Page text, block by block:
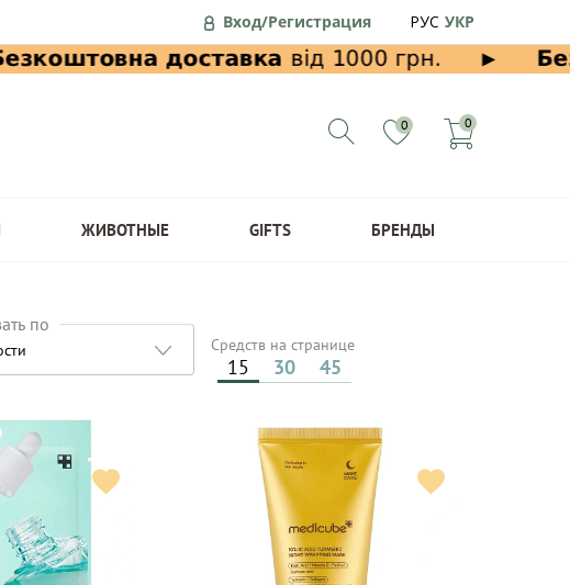
Вход/Регистрация РУС УКР
0 0
ЖИВОТНЫЕ GIFTS БРЕНДЫ
по
Средств на странице
15 30 45